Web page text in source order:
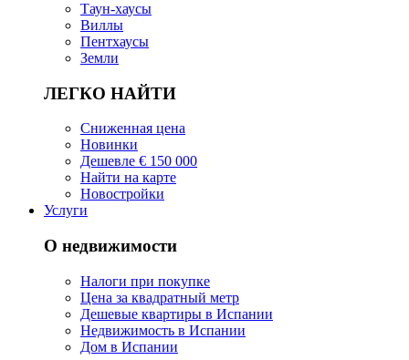
Таун-хаусы
Виллы
Пентхаусы
Земли
ЛЕГКО НАЙТИ
Сниженная цена
Новинки
Дешевле € 150 000
Найти на карте
Новостройки
Услуги
О недвижимости
Налоги при покупке
Цена за квадратный метр
Дешевые квартиры в Испании
Hедвижимость в Испании
Дом в Испании